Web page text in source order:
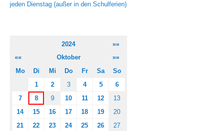
jeden Dienstag (außer in den Schulferien)
2024
»»
««
Oktober
»»
Mo
Di Mi Do Fr Sa
So
1
2 3 4 5
6
7
8 9 10 11 12
13
14
15 16 17 18 19
20
21
22 23 24 25 26
27